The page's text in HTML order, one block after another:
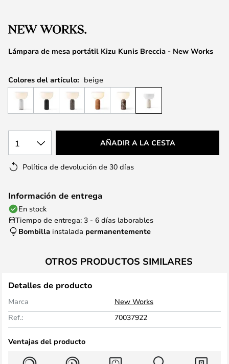
galería
imágenes
Lámpara de mesa portátil Kizu Kunis Breccia - New Works
Colores del artículo: beige
1 AÑADIR A LA CESTA
Política de devolución de 30 días
Información de entrega
En stock
Tiempo de entrega: 3 - 6 días laborables
Bombilla instalada permanentemente
OTROS PRODUCTOS SIMILARES
Detalles de producto
Marca
New Works
Ref.:
70037922
Ventajas del producto